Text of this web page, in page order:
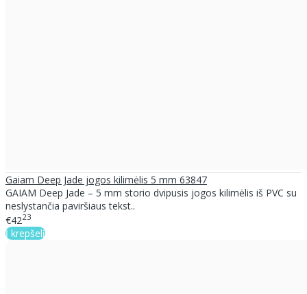
Gaiam Deep Jade jogos kilimėlis 5 mm 63847
GAIAM Deep Jade – 5 mm storio dvipusis jogos kilimėlis iš PVC su
neslystančia paviršiaus tekst..
€4223
Į krepšelį